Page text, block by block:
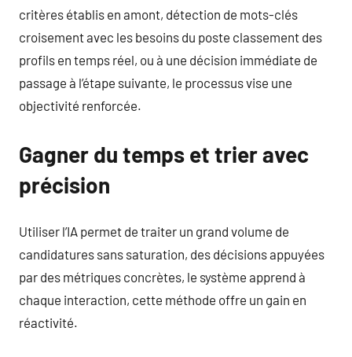
critères établis en amont, détection de mots-clés
croisement avec les besoins du poste classement des
profils en temps réel, ou à une décision immédiate de
passage à l’étape suivante, le processus vise une
objectivité renforcée.
Gagner du temps et trier avec
précision
Utiliser l’IA permet de traiter un grand volume de
candidatures sans saturation, des décisions appuyées
par des métriques concrètes, le système apprend à
chaque interaction, cette méthode offre un gain en
réactivité.